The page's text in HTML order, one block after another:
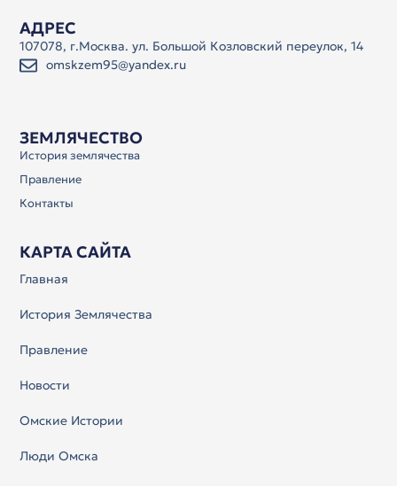
ЗЕМЛЯЧЕСТВО
История землячества
Правление
Контакты
КАРТА САЙТА
Главная
История Землячества
Правление
Новости
Омские Истории
Люди Омска
АДРЕС
107078, г.Москва. ул. Большой Козловский переулок, 14
omskzem95@yandex.ru